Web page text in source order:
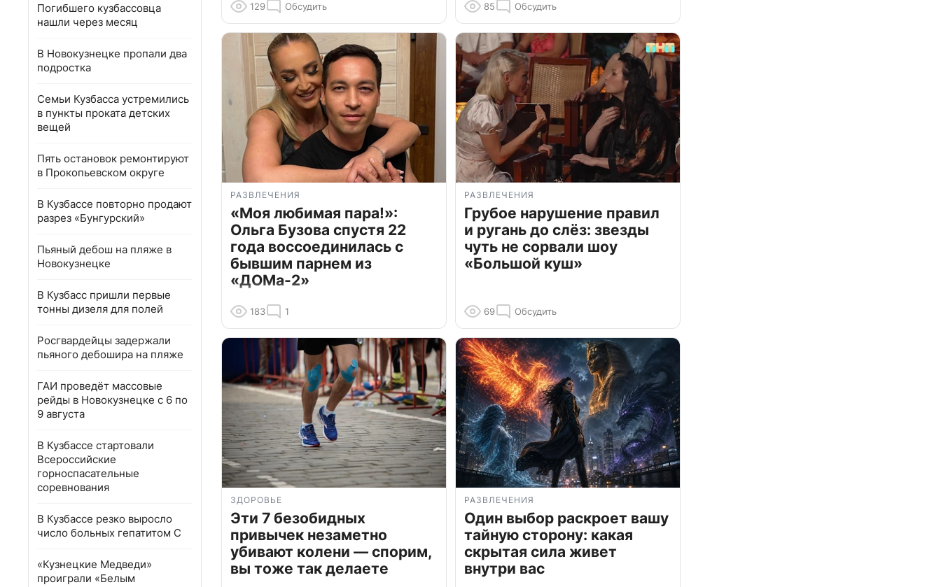
Погибшего кузбассовца
нашли через месяц
В Новокузнецке пропали два
подростка
Семьи Кузбасса устремились
в пункты проката детских
вещей
Пять остановок ремонтируют
в Прокопьевском округе
В Кузбассе повторно продают
разрез «Бунгурский»
Пьяный дебош на пляже в
Новокузнецке
В Кузбасс пришли первые
тонны дизеля для полей
Росгвардейцы задержали
пьяного дебошира на пляже
ГАИ проведёт массовые
рейды в Новокузнецке с 6 по
9 августа
В Кузбассе стартовали
Всероссийские
горноспасательные
соревнования
В Кузбассе резко выросло
число больных гепатитом С
«Кузнецкие Медведи»
проиграли «Белым
129 Обсудить 85 Обсудить
РАЗВЛЕЧЕНИЯ
«Моя любимая пара!»:
Ольга Бузова спустя 22
года воссоединилась с
бывшим парнем из
«ДОМа-2»
183 1
РАЗВЛЕЧЕНИЯ
Грубое нарушение правил
и ругань до слёз: звезды
чуть не сорвали шоу
«Большой куш»
69 Обсудить
ЗДОРОВЬЕ
Эти 7 безобидных
привычек незаметно
убивают колени — спорим,
вы тоже так делаете
РАЗВЛЕЧЕНИЯ
Один выбор раскроет вашу
тайную сторону: какая
скрытая сила живет
внутри вас